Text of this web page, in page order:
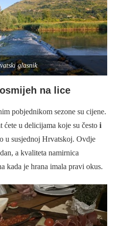
glasnik
na lice
pobjednikom sezone su cijene.
u delicijama koje su često i
u susjednoj Hrvatskoj. Ovdje
a kvaliteta namirnica
kada je hrana imala pravi okus.